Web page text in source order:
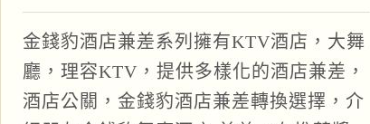
金錢豹酒店兼差系列擁有KTV酒店，大舞
廳，理容KTV，提供多樣化的酒店兼差，
酒店公關，金錢豹酒店兼差轉換選擇，介